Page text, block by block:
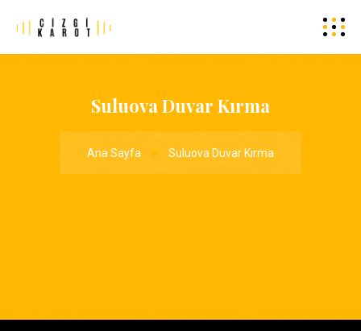
Suluova Duvar Kırma
Ana Sayfa Suluova Duvar Kırma